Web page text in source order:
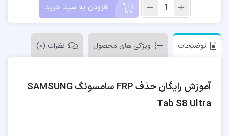
افزودن به سبد خرید
توضیحات ویژگی های محصول نظرات (0)
آموزش رایگان حذف FRP سامسونگ SAMSUNG
Tab S8 Ultra